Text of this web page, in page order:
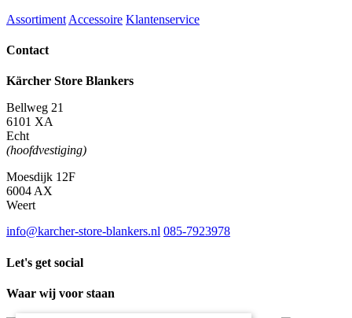
Assortiment Accessoire Klantenservice
Contact
Kärcher Store Blankers
Bellweg 21
6101 XA
Echt
(hoofdvestiging)
Moesdijk 12F
6004 AX
Weert
info@karcher-store-blankers.nl 085-7923978
Let's get social
Waar wij voor staan